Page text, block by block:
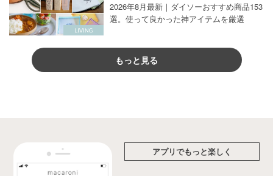
2026年8月最新｜ダイソーおすすめ商品153
選。使って良かった神アイテムを厳選
もっと見る
アプリでもっと楽しく